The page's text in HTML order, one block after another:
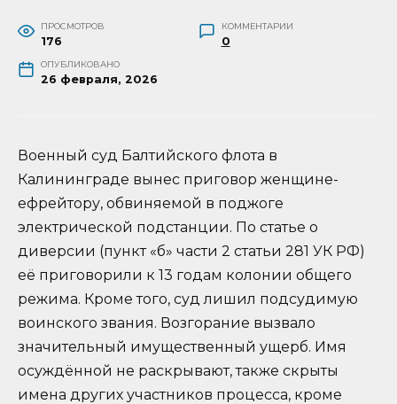
ПРОСМОТРОВ
176
КОММЕНТАРИИ
0
ОПУБЛИКОВАНО
26 февраля, 2026
Военный суд Балтийского флота в
Калининграде вынес приговор женщине-
ефрейтору, обвиняемой в поджоге
электрической подстанции. По статье о
диверсии (пункт «б» части 2 статьи 281 УК РФ)
её приговорили к 13 годам колонии общего
режима. Кроме того, суд лишил подсудимую
воинского звания. Возгорание вызвало
значительный имущественный ущерб. Имя
осуждённой не раскрывают, также скрыты
имена других участников процесса, кроме